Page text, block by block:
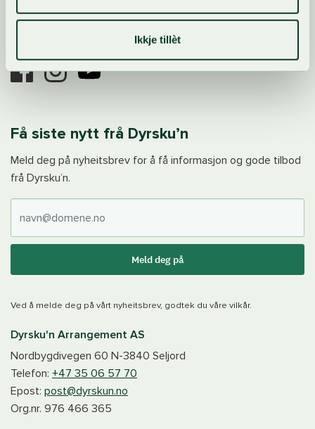
Ikkje tillèt
Om oss
Få siste nytt frå Dyrsku’n
Meld deg på nyheitsbrev for å få informasjon og gode tilbod
frå Dyrsku’n.
Meld deg på
Ved å melde deg på vårt nyheitsbrev, godtek du våre vilkår.
Dyrsku'n Arrangement AS
Nordbygdivegen 60 N-3840 Seljord
Telefon: +47 35 06 57 70
Epost: post@dyrskun.no
Org.nr. 976 466 365